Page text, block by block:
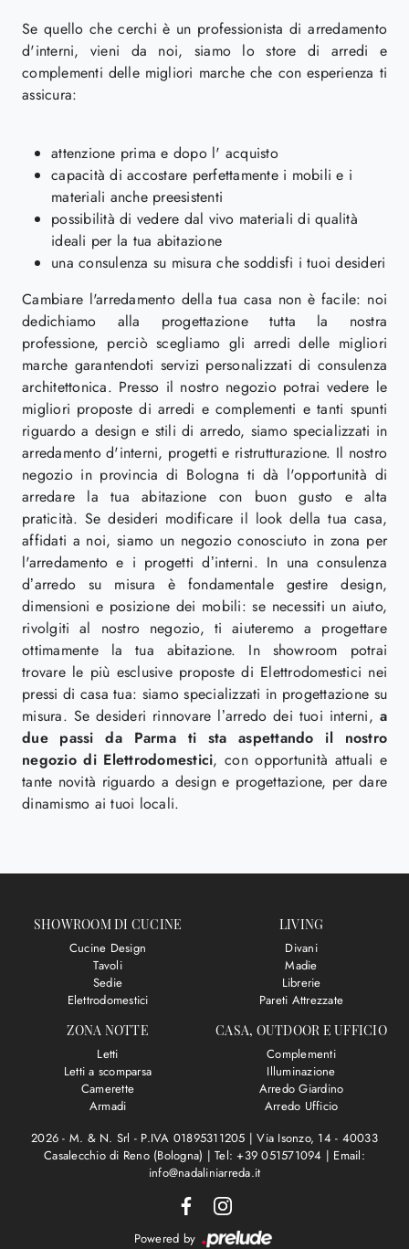
Se quello che cerchi è un professionista di arredamento
d'interni, vieni da noi, siamo lo store di arredi e
complementi delle migliori marche che con esperienza ti
assicura:
attenzione prima e dopo l' acquisto
capacità di accostare perfettamente i mobili e i
materiali anche preesistenti
possibilità di vedere dal vivo materiali di qualità
ideali per la tua abitazione
una consulenza su misura che soddisfi i tuoi desideri
Cambiare l'arredamento della tua casa non è facile: noi
dedichiamo alla progettazione tutta la nostra
professione, perciò scegliamo gli arredi delle migliori
marche garantendoti servizi personalizzati di consulenza
architettonica. Presso il nostro negozio potrai vedere le
migliori proposte di arredi e complementi e tanti spunti
riguardo a design e stili di arredo, siamo specializzati in
arredamento d'interni, progetti e ristrutturazione. Il nostro
negozio in provincia di Bologna ti dà l'opportunità di
arredare la tua abitazione con buon gusto e alta
praticità. Se desideri modificare il look della tua casa,
affidati a noi, siamo un negozio conosciuto in zona per
l'arredamento e i progetti d’interni. In una consulenza
d’arredo su misura è fondamentale gestire design,
dimensioni e posizione dei mobili: se necessiti un aiuto,
rivolgiti al nostro negozio, ti aiuteremo a progettare
ottimamente la tua abitazione. In showroom potrai
trovare le più esclusive proposte di Elettrodomestici nei
pressi di casa tua: siamo specializzati in progettazione su
misura. Se desideri rinnovare l’arredo dei tuoi interni, a
due passi da Parma ti sta aspettando il nostro
negozio di Elettrodomestici, con opportunità attuali e
tante novità riguardo a design e progettazione, per dare
dinamismo ai tuoi locali.
SHOWROOM DI CUCINE
Cucine Design
Tavoli
Sedie
Elettrodomestici
LIVING
Divani
Madie
Librerie
Pareti Attrezzate
ZONA NOTTE
Letti
Letti a scomparsa
Camerette
Armadi
CASA, OUTDOOR E UFFICIO
Complementi
Illuminazione
Arredo Giardino
Arredo Ufficio
2026 - M. & N. Srl - P.IVA 01895311205 |Via Isonzo, 14 - 40033
Casalecchio di Reno (Bologna) |Tel: +39 051571094 | Email:
info@nadaliniarreda.it
Powered by